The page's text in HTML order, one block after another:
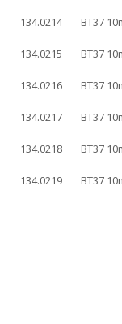
134.0214 BT37
134.0215 BT37
134.0216 BT37
134.0217 BT37
134.0218 BT37
134.0219 BT37